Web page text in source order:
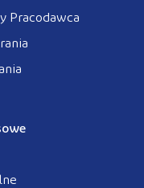
Pracodawca